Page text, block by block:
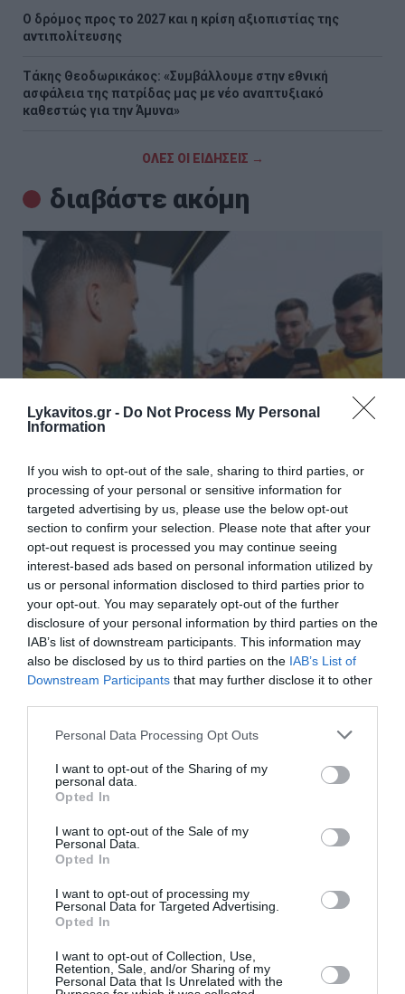
Lykavitos.gr - Do Not Process My Personal
Information
If you wish to opt-out of the sale, sharing to third parties, or
processing of your personal or sensitive information for
targeted advertising by us, please use the below opt-out
section to confirm your selection. Please note that after your
opt-out request is processed you may continue seeing
interest-based ads based on personal information utilized by
us or personal information disclosed to third parties prior to
your opt-out. You may separately opt-out of the further
disclosure of your personal information by third parties on the
IAB’s list of downstream participants. This information may
also be disclosed by us to third parties on the IAB’s List of
Downstream Participants that may further disclose it to other
Please note that this website/app uses one or more Google
not limited to your visit or usage behaviour. You may click to
grant or deny consent to Google and its third-party tags to
use your data for below specified purposes in below Google
consent section.
Personal Data Processing Opt Outs
I want to opt-out of the Sharing of my
personal data.
Opted In
I want to opt-out of the Sale of my
Personal Data.
Opted In
I want to opt-out of processing my
Personal Data for Targeted Advertising.
Opted In
I want to opt-out of Collection, Use,
Retention, Sale, and/or Sharing of my
Personal Data that Is Unrelated with the
Ο δρόμος προς το 2027 και η κρίση αξιοπιστίας της
αντιπολίτευσης
Τάκης Θεοδωρικάκος: «Συμβάλλουμε στην εθνική
ασφάλεια της πατρίδας μας με νέο αναπτυξιακό
καθεστώς για την Άμυνα»
ΟΛΕΣ ΟΙ ΕΙΔΗΣΕΙΣ →
διαβάστε ακόμη
Καρέτσας: Σήκωσε μανίκια στη Ντόρτμουντ
και γνώρισε την «τρέλα» των Βεστφαλών
Ο Κωνσταντίνος Καρέτσας ανακοινώθηκε από την
Ντόρτμουντ και… σήκωσε μανίκια, αφού την Τετάρτη
(05.08.2026) έκανε την πρώτη του προπόνηση με τους
Βεστφαλούς, γνωρίζοντας -παράλληλα-...
05 Αυγούστου 2026
Η πρώην αρραβωνιαστικιά του Ντόντσιτς